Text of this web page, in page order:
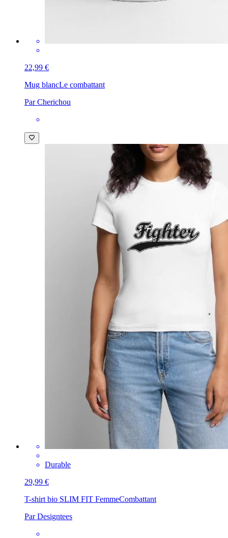
22,99 €
Mug blancLe combattant
Par Cherichou
Durable
29,99 €
T-shirt bio SLIM FIT FemmeCombattant
Par Designtees